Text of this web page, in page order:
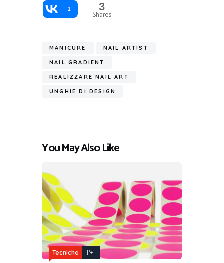
1 3
Shares
MANICURE NAIL ARTIST
NAIL GRADIENT
REALIZZARE NAIL ART
UNGHIE DI DESIGN
You May Also Like
Tecniche